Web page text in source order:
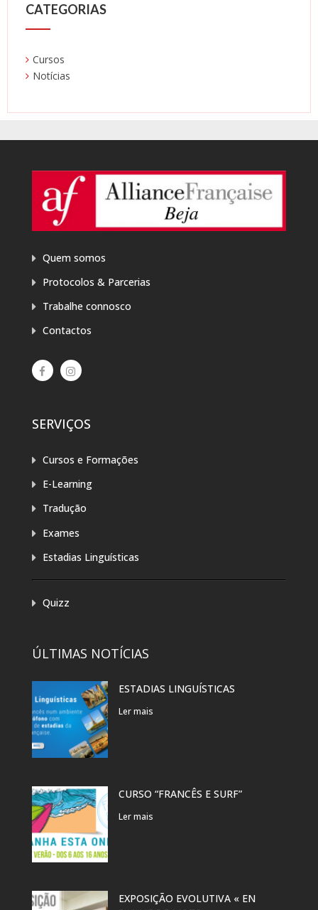
CATEGORIAS
Cursos
Notícias
Quem somos
Protocolos & Parcerias
Trabalhe connosco
Contactos
SERVIÇOS
Cursos e Formações
E-Learning
Tradução
Exames
Estadias Linguísticas
Quizz
ÚLTIMAS NOTÍCIAS
ESTADIAS LINGUÍSTICAS
Ler mais
CURSO “FRANCÊS E SURF”
Ler mais
EXPOSIÇÃO EVOLUTIVA « EN